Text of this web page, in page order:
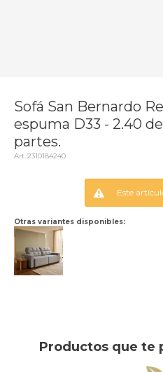
Sofá San Bernardo
espuma D33 - 2.40
partes.
2310184240
Este
Otras variantes disponibles:
Productos que te